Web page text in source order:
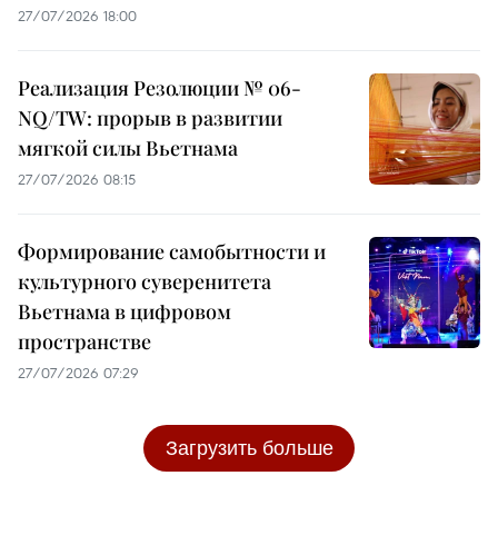
27/07/2026 18:00
Реализация Резолюции № 06-
NQ/TW: прорыв в развитии
мягкой силы Вьетнама
27/07/2026 08:15
Формирование самобытности и
культурного суверенитета
Вьетнама в цифровом
пространстве
27/07/2026 07:29
Загрузить больше